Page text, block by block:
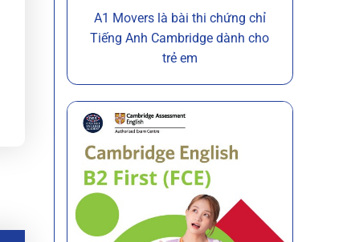
A1 Movers là bài thi chứng chỉ
Tiếng Anh Cambridge dành cho
trẻ em